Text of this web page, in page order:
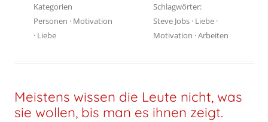
Kategorien
Personen · Motivation
· Liebe
Schlagwörter:
Steve Jobs · Liebe ·
Motivation ·Arbeiten
Meistens wissen die Leute nicht, was
sie wollen, bis man es ihnen zeigt.